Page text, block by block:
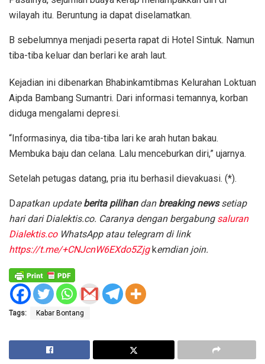
wilayah itu. Beruntung ia dapat diselamatkan.
B sebelumnya menjadi peserta rapat di Hotel Sintuk. Namun
tiba-tiba keluar dan berlari ke arah laut.
Kejadian ini dibenarkan Bhabinkamtibmas Kelurahan Loktuan
Aipda Bambang Sumantri. Dari informasi temannya, korban
diduga mengalami depresi.
“Informasinya, dia tiba-tiba lari ke arah hutan bakau.
Membuka baju dan celana. Lalu menceburkan diri,” ujarnya.
Setelah petugas datang, pria itu berhasil dievakuasi. (*).
Dapatkan updateberita pilihan dan breaking newssetiap
hari dari Dialektis.co. Caranya dengan bergabung saluran
Dialektis.co WhatsApp atau telegram di link
https://t.me/+CNJcnW6EXdo5Zjgkemdian join.
Tags: Kabar Bontang